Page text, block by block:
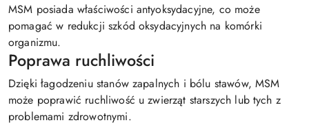
MSM posiada właściwości antyoksydacyjne, co może
pomagać w redukcji szkód oksydacyjnych na komórki
organizmu.
Poprawa ruchliwości
Dzięki łagodzeniu stanów zapalnych i bólu stawów, MSM
może poprawić ruchliwość u zwierząt starszych lub tych z
problemami zdrowotnymi.